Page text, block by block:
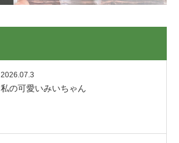
2026.07.3
私の可愛いみいちゃん